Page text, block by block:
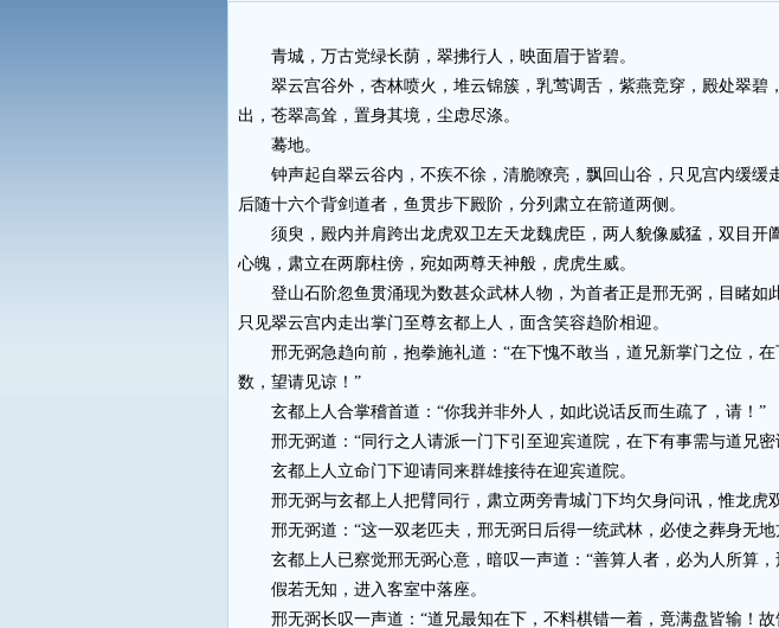
青城，万古党绿长荫，翠拂行人，映面眉于皆碧。
翠云宫谷外，杏林喷火，堆云锦簇，乳莺调舌，紫燕竞穿，殿处翠碧
出，苍翠高耸，置身其境，尘虑尽涤。
蓦地。
钟声起自翠云谷内，不疾不徐，清脆嘹亮，飘回山谷，只见宫内缓缓
后随十六个背剑道者，鱼贯步下殿阶，分列肃立在箭道两侧。
须臾，殿内并肩跨出龙虎双卫左天龙魏虎臣，两人貌像威猛，双目开
心魄，肃立在两廓柱傍，宛如两尊天神般，虎虎生威。
登山石阶忽鱼贯涌现为数甚众武林人物，为首者正是邢无弼，目睹如
只见翠云宫内走出掌门至尊玄都上人，面含笑容趋阶相迎。
邢无弼急趋向前，抱拳施礼道：“在下愧不敢当，道兄新掌门之位，在
数，望请见谅！”
玄都上人合掌稽首道：“你我并非外人，如此说话反而生疏了，请！”
邢无弼道：“同行之人请派一门下引至迎宾道院，在下有事需与道兄密
玄都上人立命门下迎请同来群雄接待在迎宾道院。
邢无弼与玄都上人把臂同行，肃立两旁青城门下均欠身问讯，惟龙虎
邢无弼道：“这一双老匹夫，邢无弼日后得一统武林，必使之葬身无地
玄都上人已察觉邢无弼心意，暗叹一声道：“善算人者，必为人所算，
假若无知，进入客室中落座。
邢无弼长叹一声道：“道兄最知在下，不料棋错一着，竟满盘皆输！故